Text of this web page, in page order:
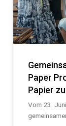
Paper
Papier
Vom 23.